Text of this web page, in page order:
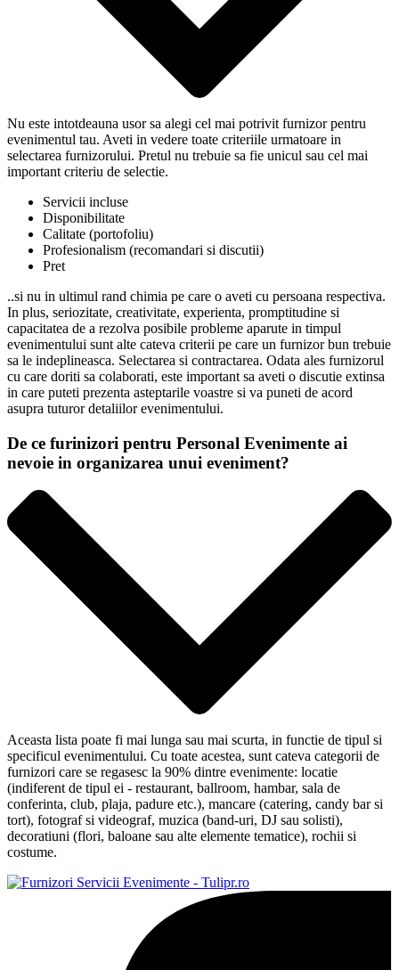
Nu este intotdeauna usor sa alegi cel mai potrivit furnizor pentru
evenimentul tau. Aveti in vedere toate criteriile urmatoare in
selectarea furnizorului. Pretul nu trebuie sa fie unicul sau cel mai
important criteriu de selectie.
Servicii incluse
Disponibilitate
Calitate (portofoliu)
Profesionalism (recomandari si discutii)
Pret
..si nu in ultimul rand chimia pe care o aveti cu persoana respectiva.
In plus, seriozitate, creativitate, experienta, promptitudine si
capacitatea de a rezolva posibile probleme aparute in timpul
evenimentului sunt alte cateva criterii pe care un furnizor bun trebuie
sa le indeplineasca. Selectarea si contractarea. Odata ales furnizorul
cu care doriti sa colaborati, este important sa aveti o discutie extinsa
in care puteti prezenta asteptarile voastre si va puneti de acord
asupra tuturor detaliilor evenimentului.
De ce furinizori pentru Personal Evenimente ai
nevoie in organizarea unui eveniment?
Aceasta lista poate fi mai lunga sau mai scurta, in functie de tipul si
specificul evenimentului. Cu toate acestea, sunt cateva categorii de
furnizori care se regasesc la 90% dintre evenimente: locatie
(indiferent de tipul ei - restaurant, ballroom, hambar, sala de
conferinta, club, plaja, padure etc.), mancare (catering, candy bar si
tort), fotograf si videograf, muzica (band-uri, DJ sau solisti),
decoratiuni (flori, baloane sau alte elemente tematice), rochii si
costume.